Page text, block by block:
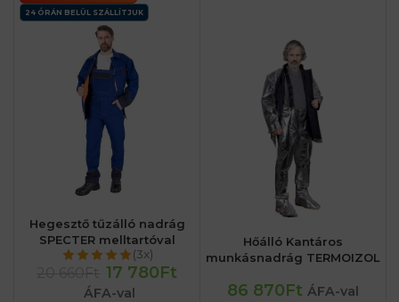
24 ÓRÁN BELÜL SZÁLLÍTJUK
Hegesztő tűzálló nadrág
SPECTER melltartóval
(3x)
17 780Ft
ÁFA-val
Hőálló Kantáros
munkásnadrág TERMOIZOL
86 870Ft ÁFA-val